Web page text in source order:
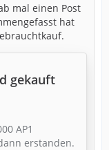
mal einen Post
hat
gekauft
AP1
erstanden.